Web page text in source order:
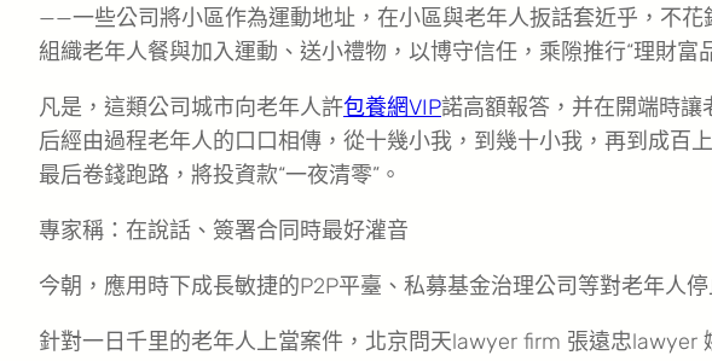
——一些公司將小區作為運動地址，在小區與老年人扳話套近乎，不
組織老年人餐與加入運動、送小禮物，以博守信任，乘隙推行“理財富
凡是，這類公司城市向老年人許包養網VIP諾高額報答，并在開端時
后經由過程老年人的口口相傳，從十幾小我，到幾十小我，再到成百
最后卷錢跑路，將投資款“一夜清零”。
專家稱：在說話、簽署合同時最好灌音
今朝，應用時下成長敏捷的P2P平臺、私募基金治理公司等對老年人
針對一日千里的老年人上當案件，北京問天lawyer firm 張遠忠lawyer